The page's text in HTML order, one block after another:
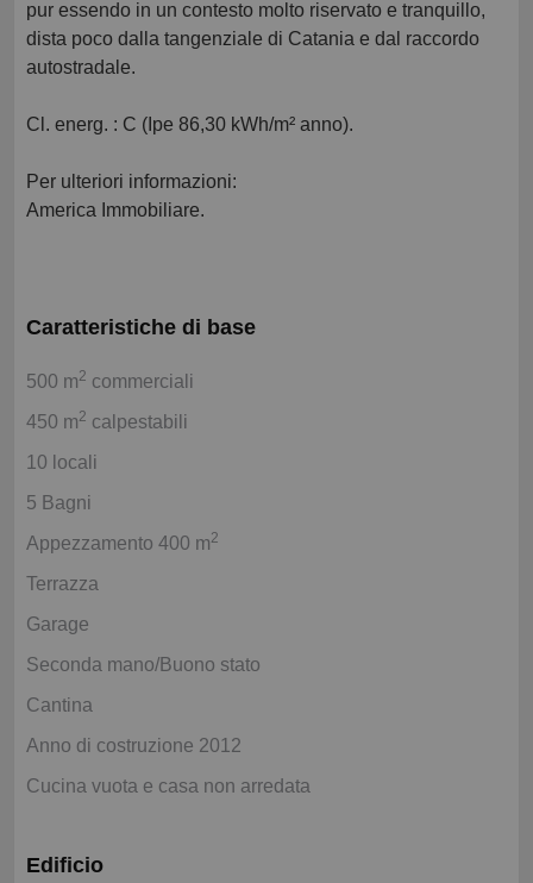
pur essendo in un contesto molto riservato e tranquillo,
dista poco dalla tangenziale di Catania e dal raccordo
autostradale.
Cl. energ. : C (Ipe 86,30 kWh/m² anno).
Per ulteriori informazioni:
America Immobiliare.
Caratteristiche di base
500 m2 commerciali
450 m2 calpestabili
10 locali
5 Bagni
Appezzamento 400 m2
Terrazza
Garage
Seconda mano/Buono stato
Cantina
Anno di costruzione 2012
Cucina vuota e casa non arredata
Edificio